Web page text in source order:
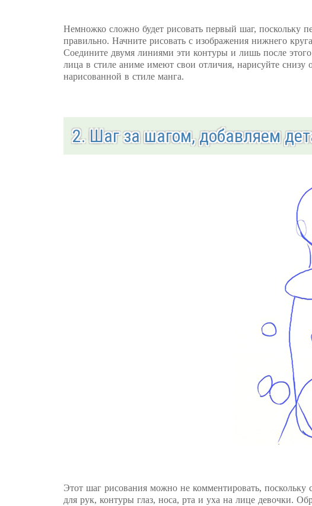
Немножко сложно будет рисовать первый шаг, поскольку
правильно. Начните рисовать с изображения нижнего
Соедините двумя линиями эти контуры и лишь после
лица в стиле аниме имеют свои отличия, нарисуйте снизу
нарисованной в стиле манга.
2. Шаг за шагом, добавляем
Этот шаг рисования можно не комментировать,
для рук, контуры глаз, носа, рта и уха на лице девочки.